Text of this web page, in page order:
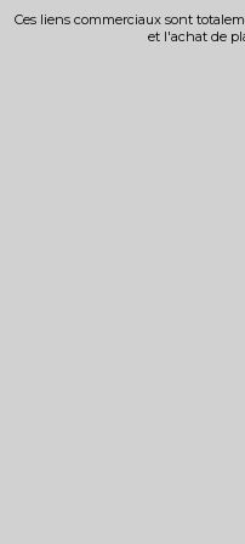
Ces liens commerciaux sont
et l'achat de